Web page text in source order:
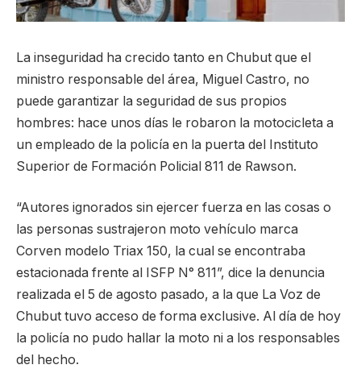
La inseguridad ha crecido tanto en Chubut que el
ministro responsable del área, Miguel Castro, no
puede garantizar la seguridad de sus propios
hombres: hace unos días le robaron la motocicleta a
un empleado de la policía en la puerta del Instituto
Superior de Formación Policial 811 de Rawson.
“Autores ignorados sin ejercer fuerza en las cosas o
las personas sustrajeron moto vehículo marca
Corven modelo Triax 150, la cual se encontraba
estacionada frente al ISFP N° 811”, dice la denuncia
realizada el 5 de agosto pasado, a la que La Voz de
Chubut tuvo acceso de forma exclusive. Al día de hoy
la policía no pudo hallar la moto ni a los responsables
del hecho.